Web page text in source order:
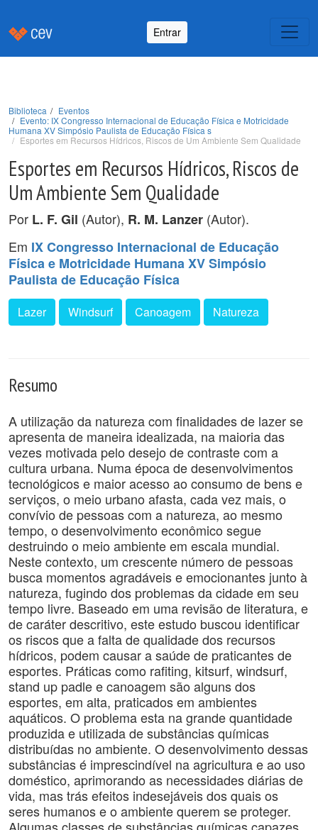
Entrar
Biblioteca
Eventos
Evento: IX Congresso Internacional de Educação Física e Motricidade
Humana XV Simpósio Paulista de Educação Física s
Esportes em Recursos Hídricos, Riscos de Um Ambiente Sem Qualidade
Esportes em Recursos Hídricos, Riscos de
Um Ambiente Sem Qualidade
Por L. F. Gil (Autor), R. M. Lanzer (Autor).
Em IX Congresso Internacional de Educação
Física e Motricidade Humana XV Simpósio
Paulista de Educação Física
Lazer Windsurf Canoagem Natureza
Resumo
A utilização da natureza com finalidades de lazer se
apresenta de maneira idealizada, na maioria das
vezes motivada pelo desejo de contraste com a
cultura urbana. Numa época de desenvolvimentos
tecnológicos e maior acesso ao consumo de bens e
serviços, o meio urbano afasta, cada vez mais, o
convívio de pessoas com a natureza, ao mesmo
tempo, o desenvolvimento econômico segue
destruindo o meio ambiente em escala mundial.
Neste contexto, um crescente número de pessoas
busca momentos agradáveis e emocionantes junto à
natureza, fugindo dos problemas da cidade em seu
tempo livre. Baseado em uma revisão de literatura, e
de caráter descritivo, este estudo buscou identificar
os riscos que a falta de qualidade dos recursos
hídricos, podem causar a saúde de praticantes de
esportes. Práticas como rafiting, kitsurf, windsurf,
stand up padle e canoagem são alguns dos
esportes, em alta, praticados em ambientes
aquáticos. O problema esta na grande quantidade
produzida e utilizada de substâncias químicas
distribuídas no ambiente. O desenvolvimento dessas
substâncias é imprescindível na agricultura e ao uso
doméstico, aprimorando as necessidades diárias de
vida, mas trás efeitos indesejáveis dos quais os
seres humanos e o ambiente querem se proteger.